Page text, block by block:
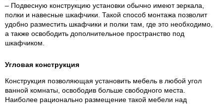
– Подвесную конструкцию установки обычно имеют зеркала,
полки и навесные шкафчики. Такой способ монтажа позволит
удобно разместить шкафчики и полки там, где это необходимо,
а также освободить дополнительное пространство под
шкафчиком.
Угловая конструкция
Конструкция позволяющая установить мебель в любой угол
ванной комнаты, освободив больше свободного места.
Наиболее рационально размещение такой мебели над